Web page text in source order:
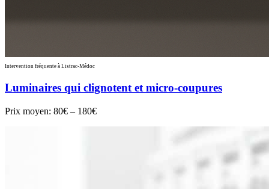
Intervention fréquente à Listrac-Médoc
Luminaires qui clignotent et micro-coupures
Prix moyen: 80€ – 180€